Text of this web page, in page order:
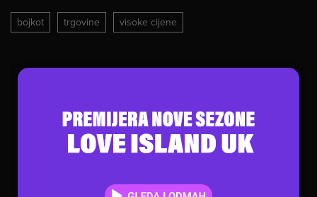
bojkot trgovine visoke cijene